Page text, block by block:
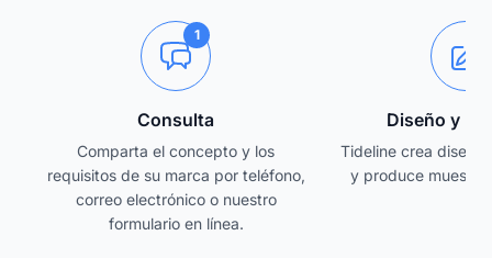
1
Consulta
Comparta el concepto y los
requisitos de su marca por teléfono,
correo electrónico o nuestro
formulario en línea.
Diseño y
Tideline crea
y produce